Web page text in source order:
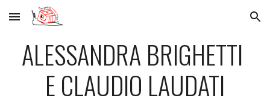
Skip to main content Skip to navigation
ALESSANDRA BRIGHETTI
E CLAUDIO LAUDATI